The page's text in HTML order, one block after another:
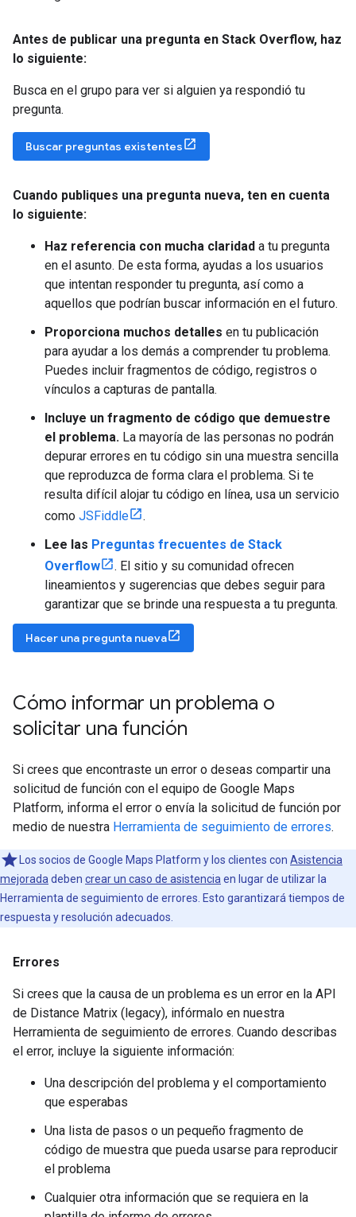
Antes de publicar una pregunta en Stack Overflow, haz
lo siguiente:
Busca en el grupo para ver si alguien ya respondió tu
pregunta.
Buscar preguntas existentes
Cuando publiques una pregunta nueva, ten en cuenta
lo siguiente:
Haz referencia con mucha claridad a tu pregunta
en el asunto. De esta forma, ayudas a los usuarios
que intentan responder tu pregunta, así como a
aquellos que podrían buscar información en el futuro.
Proporciona muchos detalles en tu publicación
para ayudar a los demás a comprender tu problema.
Puedes incluir fragmentos de código, registros o
vínculos a capturas de pantalla.
Incluye un fragmento de código que demuestre
el problema. La mayoría de las personas no podrán
depurar errores en tu código sin una muestra sencilla
que reproduzca de forma clara el problema. Si te
resulta difícil alojar tu código en línea, usa un servicio
como JSFiddle
.
Lee las Preguntas frecuentes de Stack
Overflow
. El sitio y su comunidad ofrecen
lineamientos y sugerencias que debes seguir para
garantizar que se brinde una respuesta a tu pregunta.
Hacer una pregunta nueva
Cómo informar un problema o
solicitar una función
Si crees que encontraste un error o deseas compartir una
solicitud de función con el equipo de Google Maps
Platform, informa el error o envía la solicitud de función por
medio de nuestra Herramienta de seguimiento de errores.
Los socios de Google Maps Platform y los clientes con Asistencia
mejorada deben crear un caso de asistencia en lugar de utilizar la
Herramienta de seguimiento de errores. Esto garantizará tiempos de
respuesta y resolución adecuados.
Errores
Si crees que la causa de un problema es un error en la API
de Distance Matrix (legacy), infórmalo en nuestra
Herramienta de seguimiento de errores. Cuando describas
el error, incluye la siguiente información:
Una descripción del problema y el comportamiento
que esperabas
Una lista de pasos o un pequeño fragmento de
código de muestra que pueda usarse para reproducir
el problema
Cualquier otra información que se requiera en la